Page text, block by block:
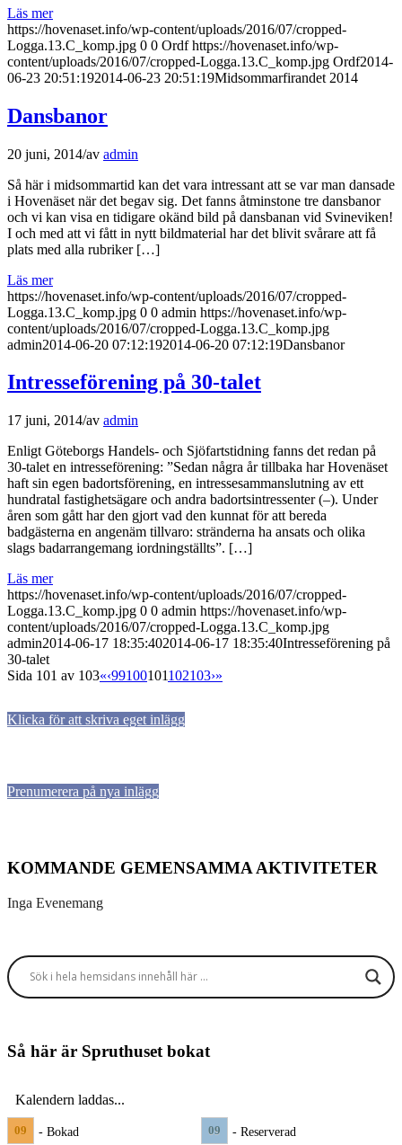
Läs mer
https://hovenaset.info/wp-content/uploads/2016/07/cropped-
Logga.13.C_komp.jpg 0 0 Ordf https://hovenaset.info/wp-
content/uploads/2016/07/cropped-Logga.13.C_komp.jpg Ordf2014-
06-23 20:51:192014-06-23 20:51:19Midsommarfirandet 2014
Dansbanor
20 juni, 2014/av admin
Så här i midsommartid kan det vara intressant att se var man dansade
i Hovenäset när det begav sig. Det fanns åtminstone tre dansbanor
och vi kan visa en tidigare okänd bild på dansbanan vid Svineviken!
I och med att vi fått in nytt bildmaterial har det blivit svårare att få
plats med alla rubriker […]
Läs mer
https://hovenaset.info/wp-content/uploads/2016/07/cropped-
Logga.13.C_komp.jpg 0 0 admin https://hovenaset.info/wp-
content/uploads/2016/07/cropped-Logga.13.C_komp.jpg
admin2014-06-20 07:12:192014-06-20 07:12:19Dansbanor
Intresseförening på 30-talet
17 juni, 2014/av admin
Enligt Göteborgs Handels- och Sjöfartstidning fanns det redan på
30-talet en intresseförening: ”Sedan några år tillbaka har Hovenäset
haft sin egen badortsförening, en intressesammanslutning av ett
hundratal fastighetsägare och andra badortsintressenter (–). Under
åren som gått har den gjort vad den kunnat för att bereda
badgästerna en angenäm tillvaro: stränderna ha ansats och olika
slags badarrangemang iordningställts”. […]
Läs mer
https://hovenaset.info/wp-content/uploads/2016/07/cropped-
Logga.13.C_komp.jpg 0 0 admin https://hovenaset.info/wp-
content/uploads/2016/07/cropped-Logga.13.C_komp.jpg
admin2014-06-17 18:35:402014-06-17 18:35:40Intresseförening på
30-talet
Sida 101 av 103«‹99100101102103›»
Klicka för att skriva eget inlägg
Prenumerera på nya inlägg
KOMMANDE GEMENSAMMA AKTIVITETER
Inga Evenemang
Så här är Spruthuset bokat
Kalendern laddas...
09 - Bokad 09 - Reserverad